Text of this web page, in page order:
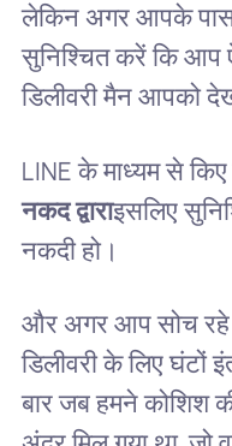
लेकिन अगर आपके पास
सुनिश्चित करें कि आप
डिलीवरी मैन आपको
LINE के माध्यम से
नकद द्वाराइसलिए
नकदी हो।
और अगर आप सोच रहे
डिलीवरी के लिए घंटों
बार जब हमने कोशिश